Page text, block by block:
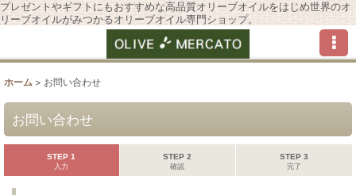
プレゼントやギフトにもおすすめな高品質オリーブオイルをはじめ世界のオ
リーブオイルがみつかるオリーブオイル専門ショップ。
ホーム > お問い合わせ
お問い合わせ
STEP 1
入力
STEP 2
確認
STEP 3
完了